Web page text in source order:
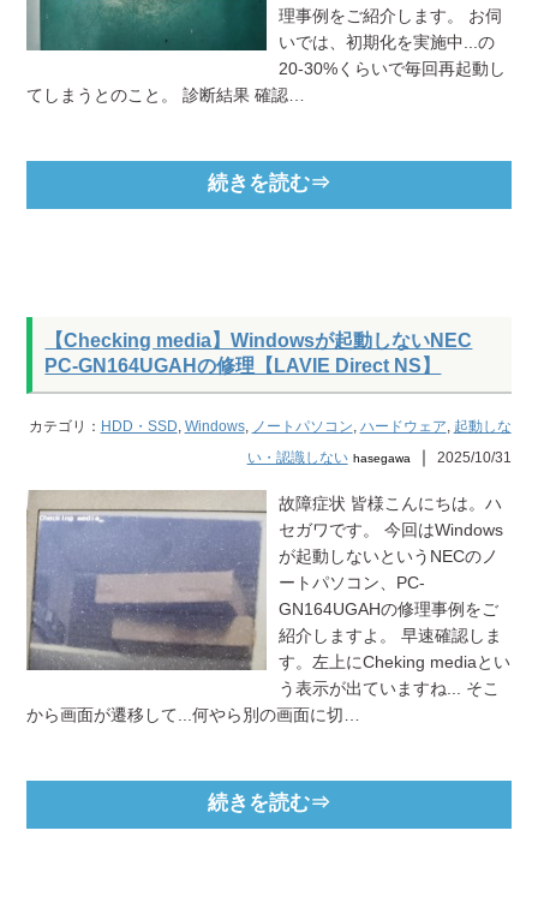
理事例をご紹介します。 お伺
いでは、初期化を実施中...の
20-30%くらいで毎回再起動し
てしまうとのこと。 診断結果 確認…
続きを読む⇒
【Checking media】Windowsが起動しないNEC
PC-GN164UGAHの修理【LAVIE Direct NS】
カテゴリ： HDD・SSD Windows, ノートパソコン ハードウェア 起動しな
い・認識しない hasegawa ｜ 2025/10/31
故障症状 皆様こんにちは。ハ
セガワです。 今回はWindows
が起動しないというNECのノ
ートパソコン、PC-
GN164UGAHの修理事例をご
紹介しますよ。 早速確認しま
す。左上にCheking mediaとい
う表示が出ていますね... そこ
から画面が遷移して...何やら別の画面に切…
続きを読む⇒